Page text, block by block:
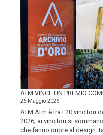
NUOVO
LOGO
DOLOMITI
ENERGIA
MOSTRA
LA
SUA
IDENTITÀ
FORTE
ATM VINCE UN PREMIO
26 Maggio 2026
ATM Atm è tra i 20 vincitori
2026; ai vincitori si
che fanno onore al design